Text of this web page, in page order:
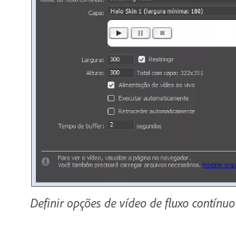
Definir opções de vídeo de fluxo contínuo